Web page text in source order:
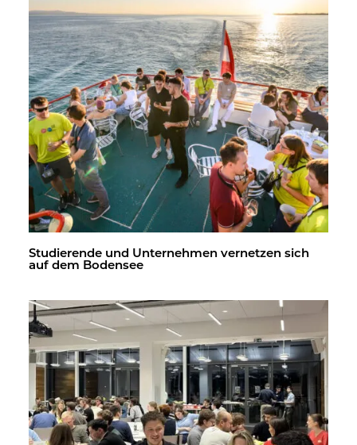
Stu­die­ren­de und Un­ter­neh­men ver­net­zen sich
auf dem Bo­den­see